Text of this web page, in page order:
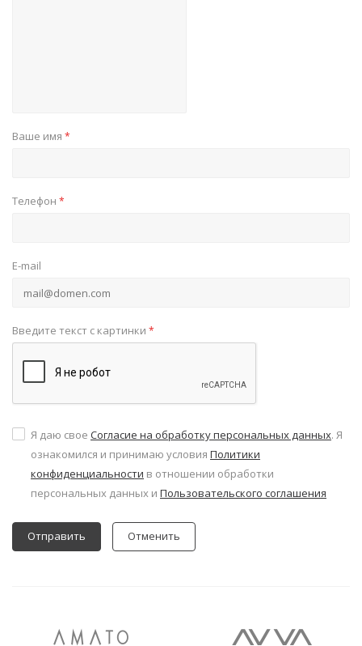
Ваше имя *
Телефон *
E-mail
Введите текст с картинки *
Я даю свое Согласие на обработку персональных данных. Я
ознакомился и принимаю условия Политики
конфиденциальности в отношении обработки
персональных данных и Пользовательского соглашения
Отменить